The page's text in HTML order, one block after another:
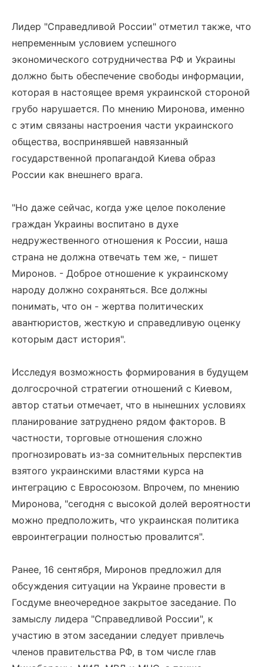
Лидер "Справедливой России" отметил также, что
непременным условием успешного
экономического сотрудничества РФ и Украины
должно быть обеспечение свободы информации,
которая в настоящее время украинской стороной
грубо нарушается. По мнению Миронова, именно
с этим связаны настроения части украинского
общества, воспринявшей навязанный
государственной пропагандой Киева образ
России как внешнего врага.
"Но даже сейчас, когда уже целое поколение
граждан Украины воспитано в духе
недружественного отношения к России, наша
страна не должна отвечать тем же, - пишет
Миронов. - Доброе отношение к украинскому
народу должно сохраняться. Все должны
понимать, что он - жертва политических
авантюристов, жесткую и справедливую оценку
которым даст история".
Исследуя возможность формирования в будущем
долгосрочной стратегии отношений с Киевом,
автор статьи отмечает, что в нынешних условиях
планирование затруднено рядом факторов. В
частности, торговые отношения сложно
прогнозировать из-за сомнительных перспектив
взятого украинскими властями курса на
интеграцию с Евросоюзом. Впрочем, по мнению
Миронова, "сегодня с высокой долей вероятности
можно предположить, что украинская политика
евроинтеграции полностью провалится".
Ранее, 16 сентября, Миронов предложил для
обсуждения ситуации на Украине провести в
Госдуме внеочередное закрытое заседание. По
замыслу лидера "Справедливой России", к
участию в этом заседании следует привлечь
членов правительства РФ, в том числе глав